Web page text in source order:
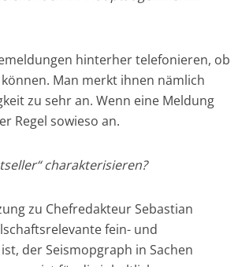
hinterher telefonieren, ob
Man merkt ihnen nämlich
zu sehr an. Wenn eine Meldung
Regel sowieso an.
charakterisieren?
zu Chefredakteur Sebastian
fein- und
der Seismopgraph in Sachen